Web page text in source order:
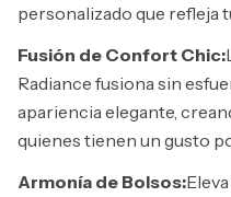
personalizado que refleja
Fusión de Confort Chic:
Radiance fusiona sin
apariencia elegante,
quienes tienen un gusto
Armonía de Bolsos: